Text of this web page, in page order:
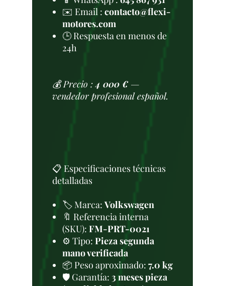
✉️ Email : contacto@flexi-
motores.com
🕒 Respuesta en menos de
24h
💰 Precio :4 000 €—
vendedor profesional español.
📋 Especificaciones técnicas
detalladas
🏷️ Marca: Volkswagen
🔖 Referencia interna
(SKU): FM-PRT-0021
⚙️ Tipo: Pieza segunda
mano verificada
📦 Peso aproximado: 7.0 kg
🛡️ Garantía: 3 meses pieza